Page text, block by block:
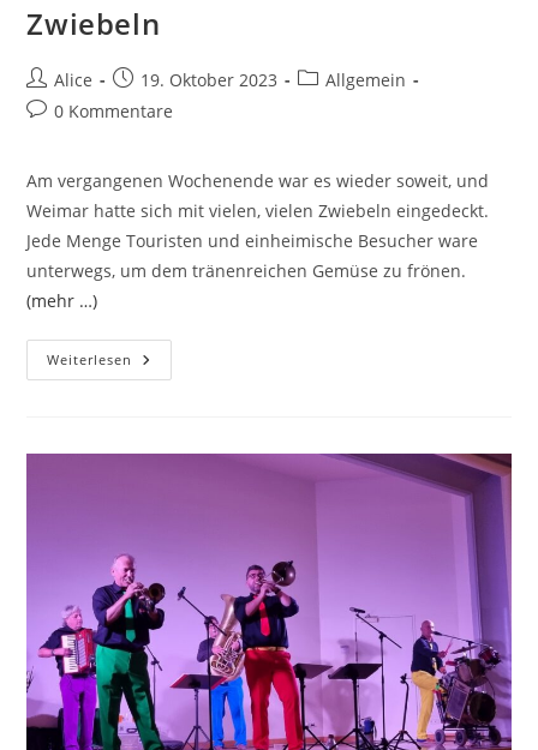
Zwiebeln
Beitrags-
Autor:
Alice
Beitrag
veröffentlicht:
19. Oktober 2023
Beitrags-
Allgemein
Beitrags-
0 Kommentare
Am vergangenen Wochenende war es wieder soweit, und
Weimar hatte sich mit vielen, vielen Zwiebeln eingedeckt.
Jede Menge Touristen und einheimische Besucher ware
unterwegs, um dem tränenreichen Gemüse zu frönen.
(mehr …)
Weiterlesen Zwiebeln,
Zwiebeln